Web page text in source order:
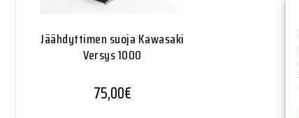
Jäähdyttimen suoja Kawasaki
Versys 1000
75,00€